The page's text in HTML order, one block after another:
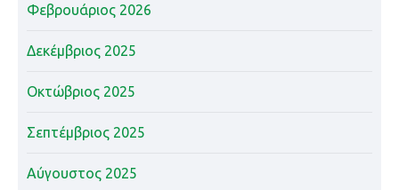
Φεβρουάριος 2026
Δεκέμβριος 2025
Οκτώβριος 2025
Σεπτέμβριος 2025
Αύγουστος 2025